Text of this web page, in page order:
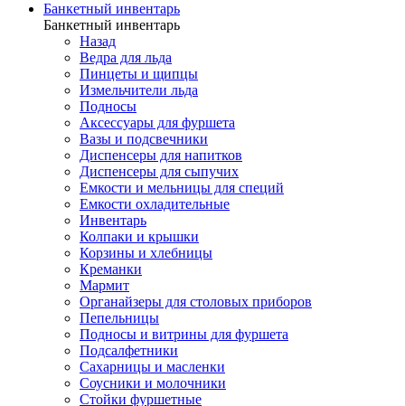
Банкетный инвентарь
Банкетный инвентарь
Назад
Ведра для льда
Пинцеты и щипцы
Измельчители льда
Подносы
Аксессуары для фуршета
Вазы и подсвечники
Диспенсеры для напитков
Диспенсеры для сыпучих
Емкости и мельницы для специй
Емкости охладительные
Инвентарь
Колпаки и крышки
Корзины и хлебницы
Креманки
Мармит
Органайзеры для столовых приборов
Пепельницы
Подносы и витрины для фуршета
Подсалфетники
Сахарницы и масленки
Соусники и молочники
Стойки фуршетные